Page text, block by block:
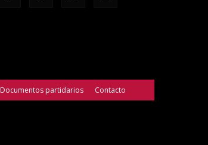
Documentos partidarios Contacto